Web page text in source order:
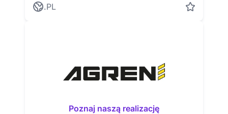
.PL
Poznaj naszą realizację